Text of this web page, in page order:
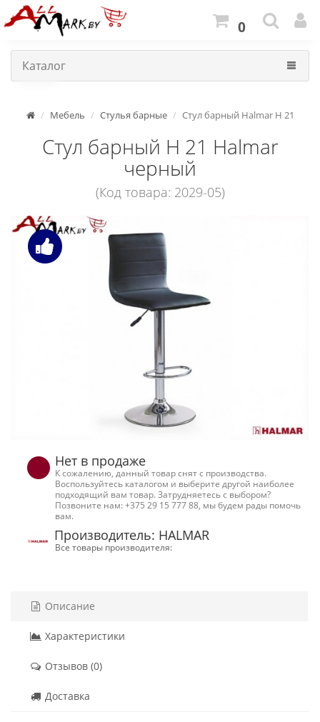
0
Каталог
Мебель Стулья барные Стул барный Halmar H 21
Стул барный H 21 Halmar
черный
(Код товара: 2029-05)
Нет в продаже
К сожалению, данный товар снят с производства.
Воспользуйтесь каталогом и выберите другой наиболее
подходящий вам товар. Затрудняетесь с выбором?
Позвоните нам: +375 29 15 777 88, мы будем рады помочь
вам.
Производитель: HALMAR
Все товары производителя:
Описание
Характеристики
Отзывов (0)
Доставка